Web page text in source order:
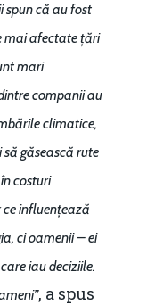
spun că au fost
mai afectate țări
mari
companii au
climatice,
găsească rute
costuri
influențează
ci oamenii – ei
iau deciziile.
, a spus